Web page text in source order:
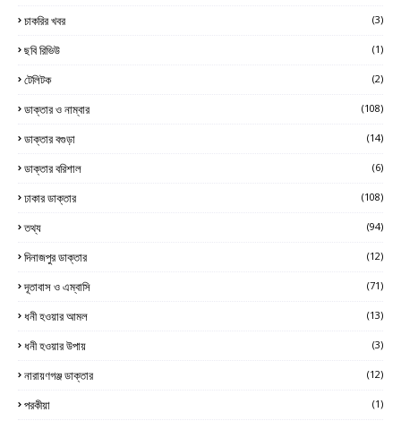
চাকরির খবর (3)
ছবি রিভিউ (1)
টেলিটক (2)
ডাক্তার ও নাম্বার (108)
ডাক্তার বগুড়া (14)
ডাক্তার বরিশাল (6)
ঢাকার ডাক্তার (108)
তথ্য (94)
দিনাজপুর ডাক্তার (12)
দূতাবাস ও এম্বাসি (71)
ধনী হওয়ার আমল (13)
ধনী হওয়ার উপায় (3)
নারায়ণগঞ্জ ডাক্তার (12)
পরকীয়া (1)